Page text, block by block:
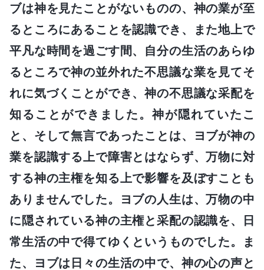
ブは神を見たことがないものの、神の業が至
るところにあることを認識でき、また地上で
平凡な時間を過ごす間、自分の生活のあらゆ
るところで神の並外れた不思議な業を見てそ
れに気づくことができ、神の不思議な采配を
知ることができました。神が隠れていたこ
と、そして無言であったことは、ヨブが神の
業を認識する上で障害とはならず、万物に対
する神の主権を知る上で影響を及ぼすことも
ありませんでした。ヨブの人生は、万物の中
に隠されている神の主権と采配の認識を、日
常生活の中で得てゆくというものでした。ま
た、ヨブは日々の生活の中で、神の心の声と